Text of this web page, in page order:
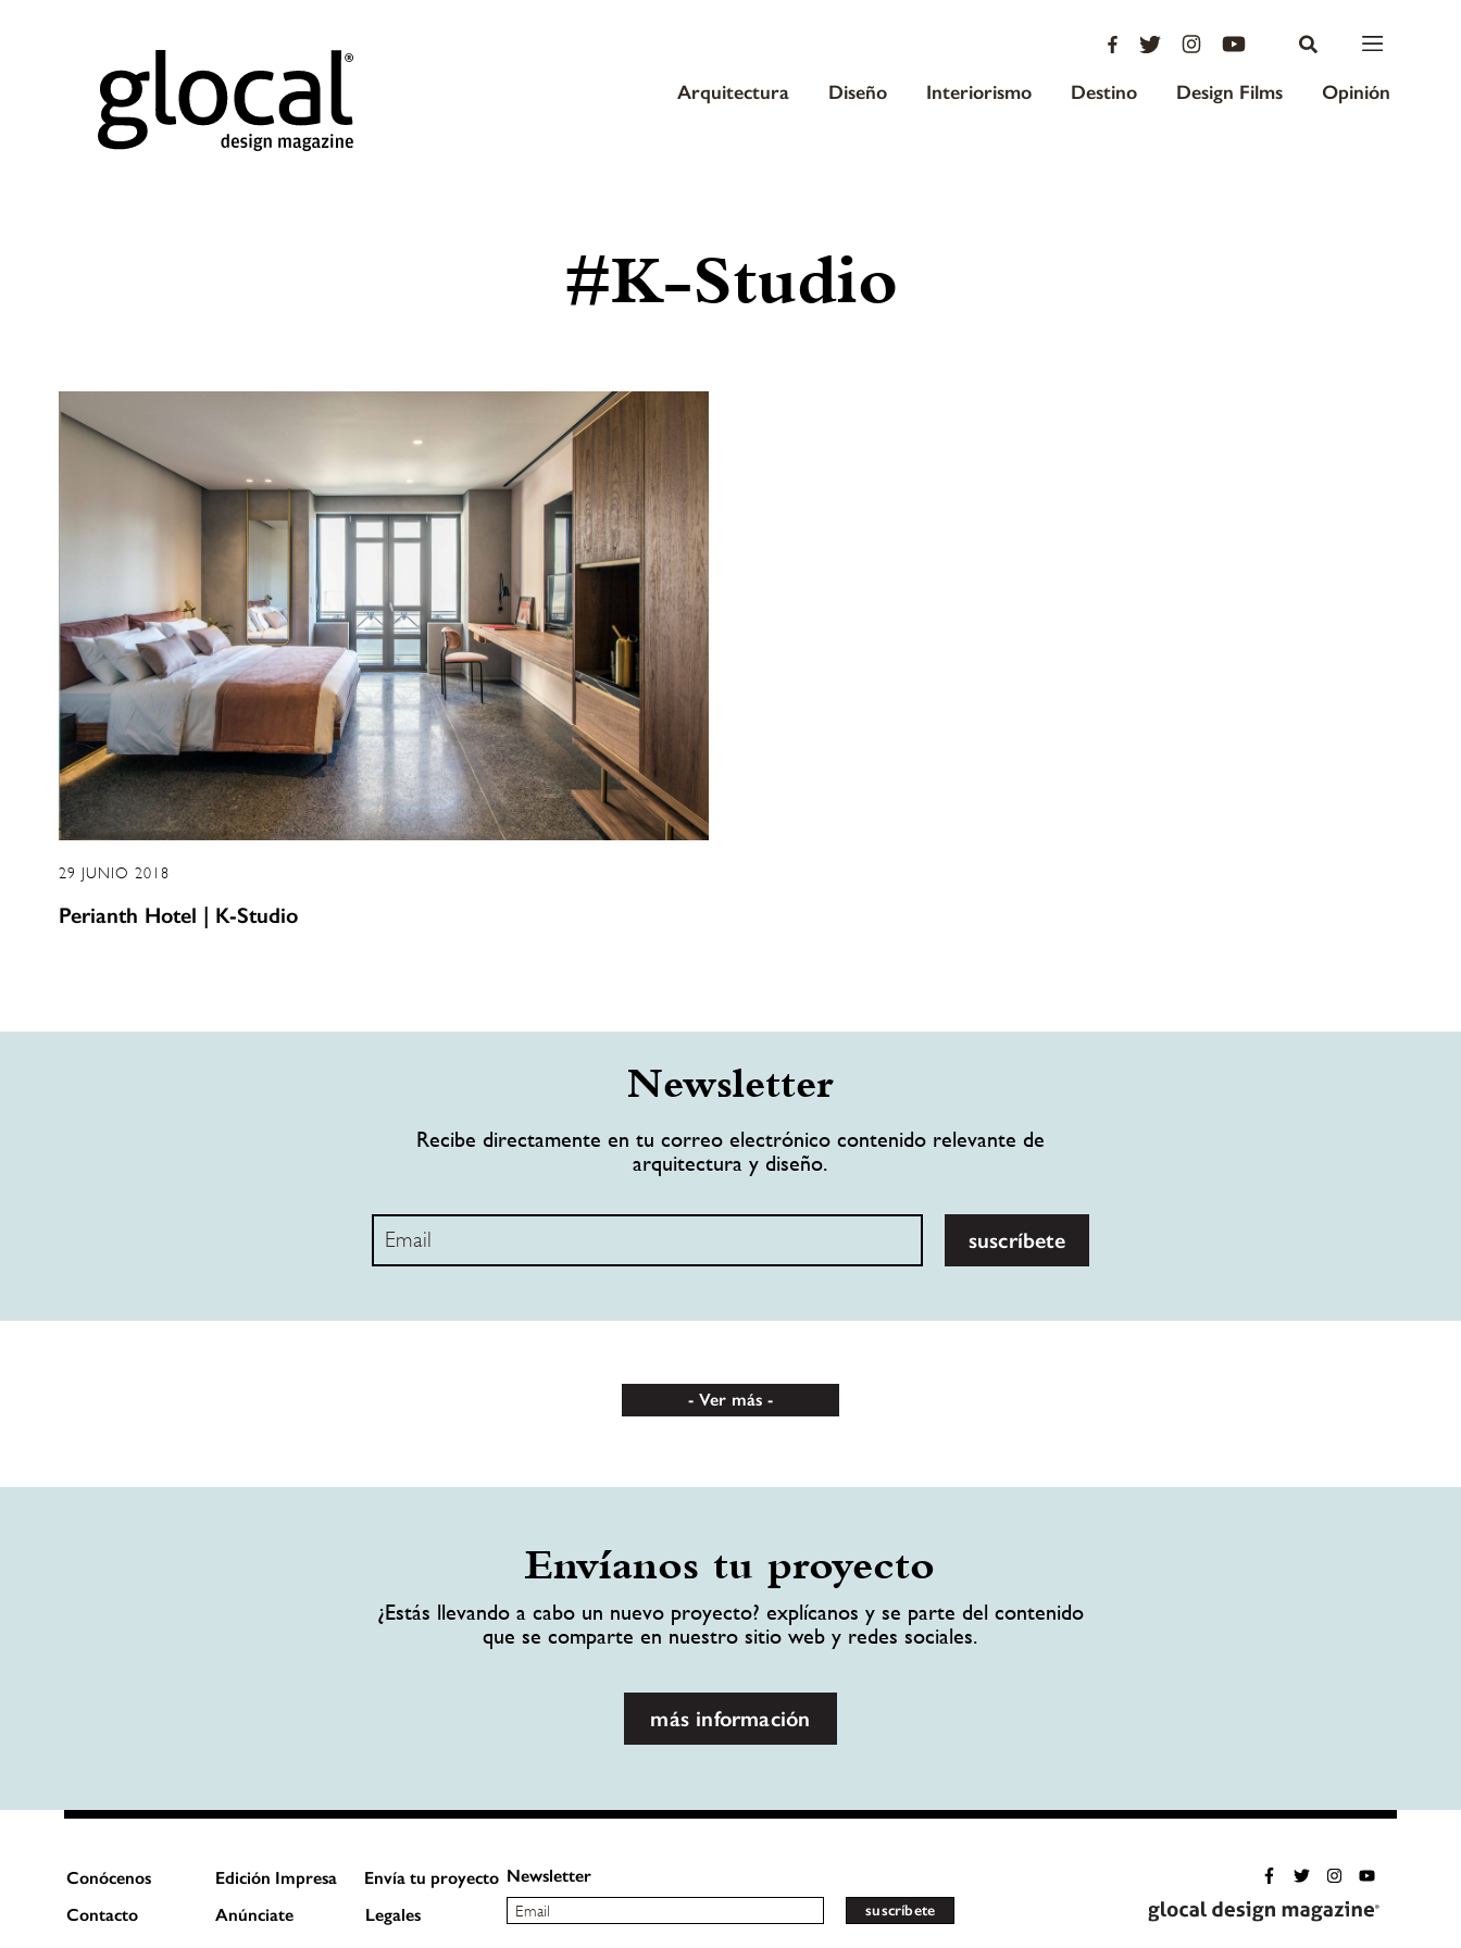
Arquitectura Diseño Interiorismo Destino Design Films Opinión
#K-Studio
29 JUNIO 2018
Perianth Hotel | K-Studio
Newsletter
Recibe directamente en tu correo electrónico contenido relevante de
arquitectura y diseño.
suscríbete
Ver más
Envíanos tu proyecto
¿Estás llevando a cabo un nuevo proyecto? explícanos y se parte del contenido
que se comparte en nuestro sitio web y redes sociales.
más información
Conócenos Edición Impresa
Envía tu proyecto
Contacto
Anúnciate Legales
Newsletter
suscríbete